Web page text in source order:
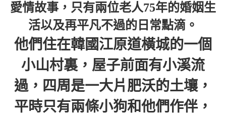
愛情故事，只有兩位老人75年的婚姻生
活以及再平凡不過的日常點滴。
他們住在韓國江原道橫城的一個
小山村裏，屋子前面有小溪流
過，四周是一大片肥沃的土壤，
平時只有兩條小狗和他們作伴，